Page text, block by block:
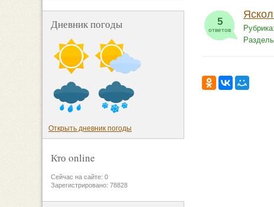
5
ответов Рубрика:
Дневник погоды
Открыть дневник погоды
Кто online
Сейчас на сайте: 0
Зарегистрировано: 78828